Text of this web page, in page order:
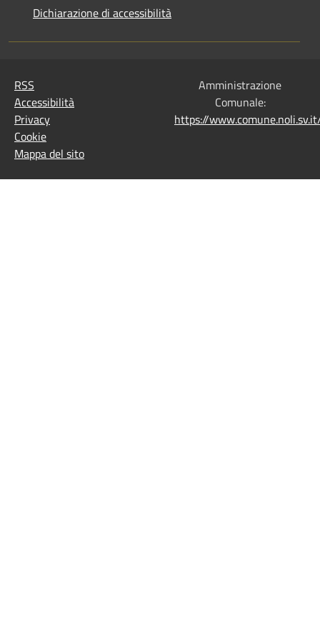
Dichiarazione di accessibilità
RSS
Accessibilità
Privacy
Cookie
Mappa del sito
Amministrazione
Comunale:
https://